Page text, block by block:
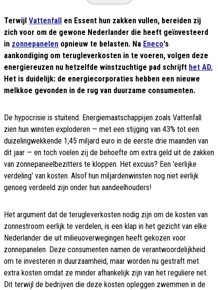
Terwijl Vattenfall
en Essent hun zakken vullen, bereiden zij
zich voor om de gewone Nederlander die heeft geïnvesteerd
in zonnepanelen opnieuw te belasten. Na Eneco's
aankondiging om terugleverkosten in te voeren, volgen deze
energiereuzen nu hetzelfde winstzuchtige pad schrijft het AD.
Het is duidelijk: de energiecorporaties hebben een nieuwe
melkkoe gevonden in de rug van duurzame consumenten.
De hypocrisie is stuitend. Energiemaatschappijen zoals Vattenfall
zien hun winsten exploderen — met een stijging van 43% tot een
duizelingwekkende 1,45 miljard euro in de eerste drie maanden van
dit jaar — en toch voelen zij de behoefte om extra geld uit de zakken
van zonnepaneelbezitters te kloppen. Het excuus? Een 'eerlijke
verdeling' van kosten. Alsof hun miljardenwinsten nog niet eerlijk
genoeg verdeeld zijn onder hun aandeelhouders!
Het argument dat de terugleverkosten nodig zijn om de kosten van
zonnestroom eerlijk te verdelen, is een klap in het gezicht van elke
Nederlander die uit milieuoverwegingen heeft gekozen voor
zonnepanelen. Deze consumenten namen de verantwoordelijkheid
om te investeren in duurzaamheid, maar worden nu gestraft met
extra kosten omdat ze minder afhankelijk zijn van het reguliere net.
Dit terwijl de bedrijven die deze kosten opleggen zwemmen in de